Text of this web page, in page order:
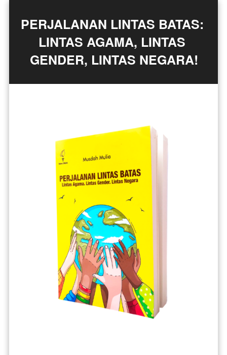
PERJALANAN LINTAS BATAS:
LINTAS AGAMA, LINTAS
GENDER, LINTAS NEGARA!